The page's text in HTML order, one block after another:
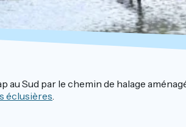
au Sud par le chemin de halage
éclusières